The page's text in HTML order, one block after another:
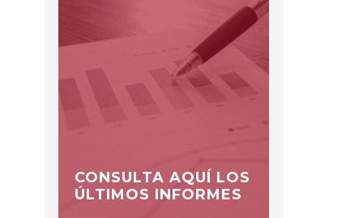
CONSULTA AQUÍ LOS
ÚLTIMOS INFORMES